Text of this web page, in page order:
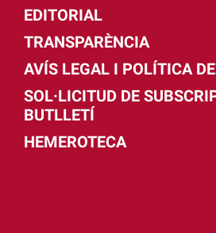
EDITORIAL
TRANSPARÈNCIA
AVÍS LEGAL I POLÍTICA
SOL·LICITUD DE
BUTLLETÍ
HEMEROTECA